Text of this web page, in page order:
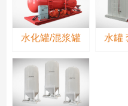
水化罐/混浆罐 水罐